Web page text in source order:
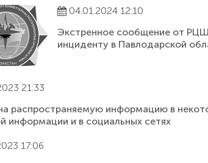
04.01.2024 12:10
Экстренное сообщение от
инциденту в Павлодарской
21:33
распространяемую информацию в
информации и в социальных сетях
17:06